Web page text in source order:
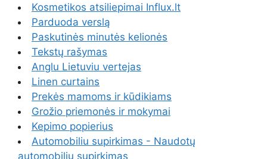
Kosmetikos atsiliepimai Influx.lt
Parduoda verslą
Paskutinės minutės kelionės
Tekstų rašymas
Anglu Lietuviu vertejas
Linen curtains
Prekės mamoms ir kūdikiams
Grožio priemonės ir mokymai
Kepimo popierius
Automobiliu supirkimas - Naudotų
automobilių supirkimas